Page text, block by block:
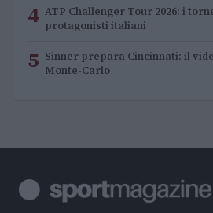
4 ATP Challenger Tour 2026: i
protagonisti italiani
5 Sinner prepara Cincinnati: il
Monte-Carlo